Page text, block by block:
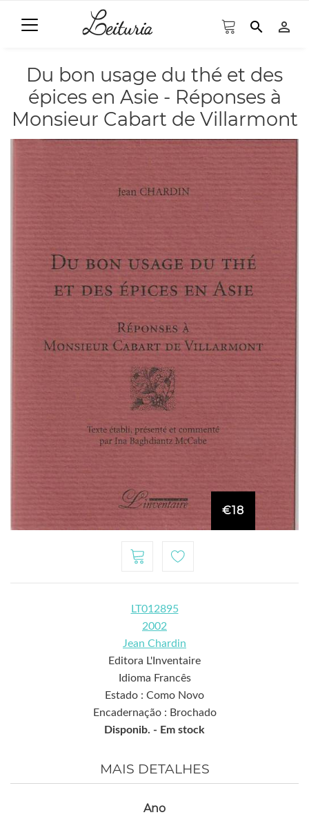
search person_outline
Du bon usage du thé et des
épices en Asie - Réponses à
Monsieur Cabart de Villarmont
€18
LT012895
2002
Jean Chardin
Editora L'Inventaire
Idioma Francês
Estado : Como Novo
Encadernação : Brochado
Disponib. - Em stock
MAIS DETALHES
Ano